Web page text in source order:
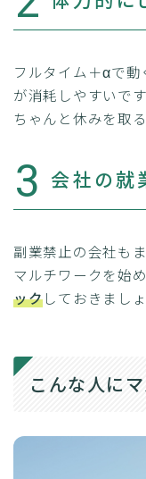
フルタイム＋αで
が消耗しやすいです
ちゃんと休みを取
3 会社の就
副業禁止の会社も
マルチワークを始
ックしておきましょ
こんな人に